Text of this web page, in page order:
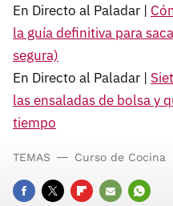
En Directo al Paladar |
la guía definitiva para
segura)
En Directo al Paladar |
las ensaladas de bolsa y
tiempo
TEMAS Curso de Cocina